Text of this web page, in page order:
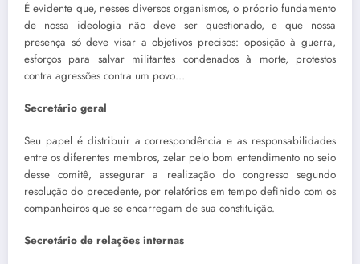
É evidente que, nesses diversos organismos, o próprio fundamento
de nossa ideologia não deve ser questio­nado, e que nossa
presença só deve visar a objetivos precisos: oposição à guerra,
esforços para salvar militantes condenados à morte, protestos
contra agressões contra um povo…
Secretário geral
Seu papel é distribuir a correspondência e as responsabilidades
entre os diferentes membros, zelar pelo bom entendimento no seio
desse comitê, assegurar a realização do congresso segundo
resolução do precedente, por relatórios em tempo definido com os
companheiros que se encarregam de sua constituição.
Secretário de relações internas